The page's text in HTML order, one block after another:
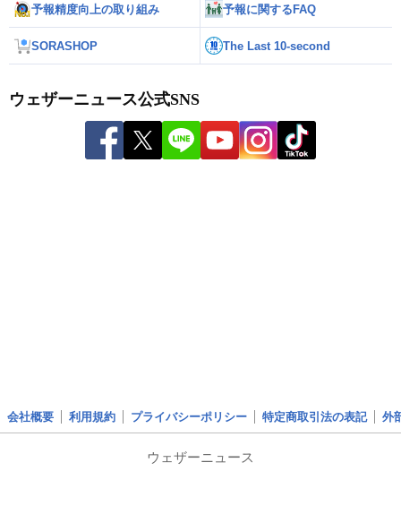
予報精度向上の取り組み 予報に関するFAQ
SORASHOP The Last 10-second
ウェザーニュース公式SNS
会社概要 利用規約 プライバシーポリシー 特定商取引法の表記 外
ウェザーニュース